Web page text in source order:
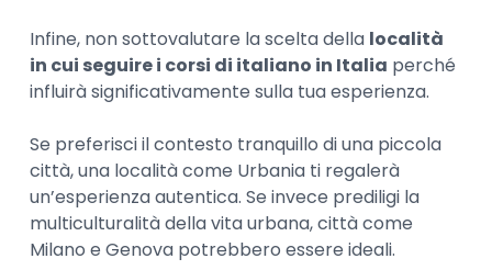
Infine, non sottovalutare la scelta della località
in cui seguire i corsi di italiano in Italia perché
influirà significativamente sulla tua esperienza.
Se preferisci il contesto tranquillo di una piccola
città, una località come Urbania ti regalerà
un’esperienza autentica. Se invece prediligi la
multiculturalità della vita urbana, città come
Milano e Genova potrebbero essere ideali.